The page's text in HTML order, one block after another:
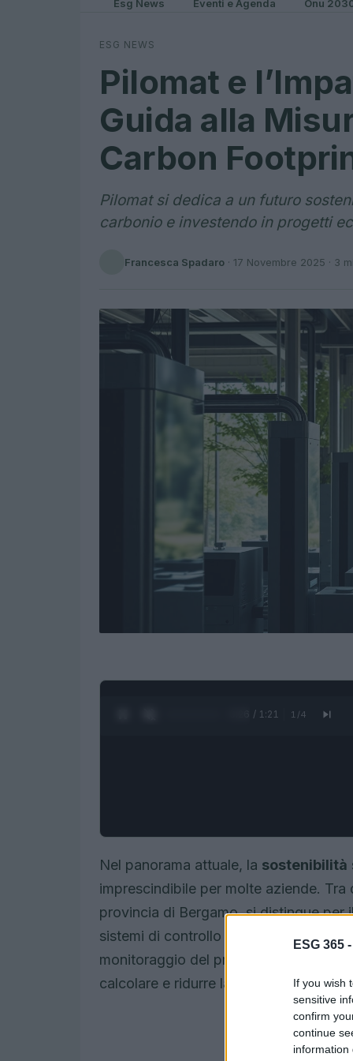
ESG 365 -
If you wish
sensitive
confirm
continue
information
Esg News Eventi e Agenda Onu
ESG NEWS
Pilomat e
Guida alla
Carbon
Pilomat si dedica a un futuro
carbonio e investendo in progetti
Francesca Spadaro · 17 Novembre 2025 · 3
0:27 / 1:21 1 /4
Nel panorama attuale, la sostenibilità
imprescindibile per molte aziende. Tra
provincia di Bergamo, si distingue
sistemi di controllo accessi veicolari.
monitoraggio del proprio impatto
calcolare e ridurre la propria impronta